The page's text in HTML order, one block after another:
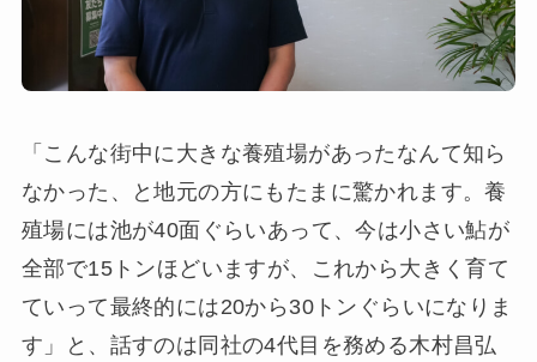
「こんな街中に大きな養殖場があったなんて知ら
なかった、と地元の方にもたまに驚かれます。養
殖場には池が40面ぐらいあって、今は小さい鮎が
全部で15トンほどいますが、これから大きく育て
ていって最終的には20から30トンぐらいになりま
す」と、話すのは同社の4代目を務める木村昌弘